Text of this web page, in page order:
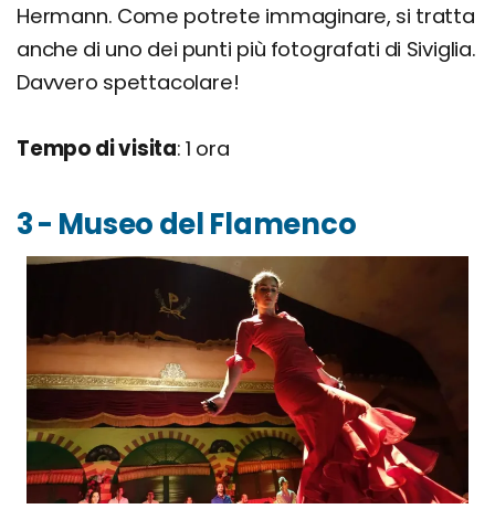
Hermann. Come potrete immaginare, si tratta
anche di uno dei punti più fotografati di Siviglia.
Davvero spettacolare!
Tempo di visita: 1 ora
3 - Museo del Flamenco